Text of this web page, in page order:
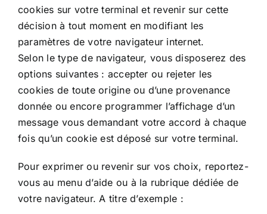
cookies sur votre terminal et revenir sur cette
décision à tout moment en modifiant les
paramètres de votre navigateur internet.
Selon le type de navigateur, vous disposerez des
options suivantes : accepter ou rejeter les
cookies de toute origine ou d’une provenance
donnée ou encore programmer l’affichage d’un
message vous demandant votre accord à chaque
fois qu’un cookie est déposé sur votre terminal.
Pour exprimer ou revenir sur vos choix, reportez-
vous au menu d’aide ou à la rubrique dédiée de
votre navigateur. A titre d’exemple :